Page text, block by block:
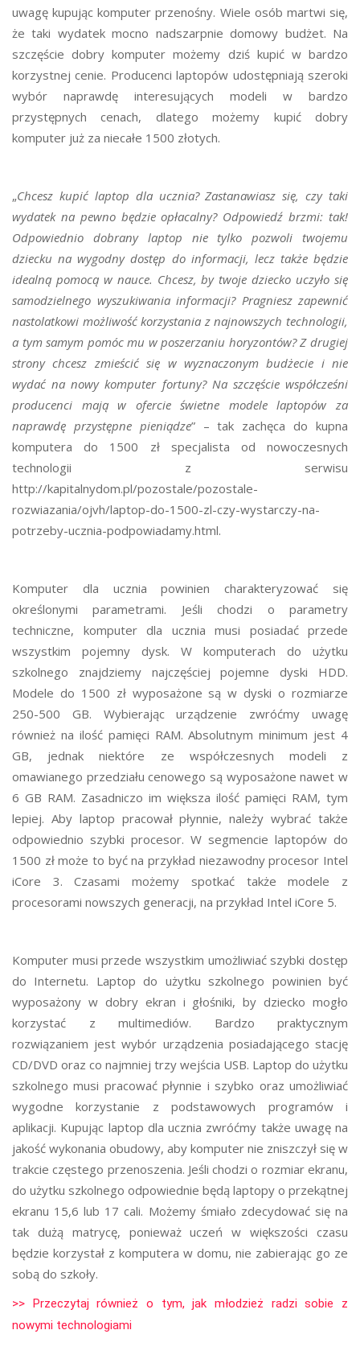
uwagę kupując komputer przenośny. Wiele osób martwi się,
że taki wydatek mocno nadszarpnie domowy budżet. Na
szczęście dobry komputer możemy dziś kupić w bardzo
korzystnej cenie. Producenci laptopów udostępniają szeroki
wybór naprawdę interesujących modeli w bardzo
przystępnych cenach, dlatego możemy kupić dobry
komputer już za niecałe 1500 złotych.
„Chcesz kupić laptop dla ucznia? Zastanawiasz się, czy taki
wydatek na pewno będzie opłacalny? Odpowiedź brzmi: tak!
Odpowiednio dobrany laptop nie tylko pozwoli twojemu
dziecku na wygodny dostęp do informacji, lecz także będzie
idealną pomocą w nauce. Chcesz, by twoje dziecko uczyło się
samodzielnego wyszukiwania informacji? Pragniesz zapewnić
nastolatkowi możliwość korzystania z najnowszych technologii,
a tym samym pomóc mu w poszerzaniu horyzontów? Z drugiej
strony chcesz zmieścić się w wyznaczonym budżecie i nie
wydać na nowy komputer fortuny? Na szczęście współcześni
producenci mają w ofercie świetne modele laptopów za
naprawdę przystępne pieniądze” – tak zachęca do kupna
komputera do 1500 zł specjalista od nowoczesnych
technologii z serwisu
http://kapitalnydom.pl/pozostale/pozostale-
rozwiazania/ojvh/laptop-do-1500-zl-czy-wystarczy-na-
potrzeby-ucznia-podpowiadamy.html.
Komputer dla ucznia powinien charakteryzować się
określonymi parametrami. Jeśli chodzi o parametry
techniczne, komputer dla ucznia musi posiadać przede
wszystkim pojemny dysk. W komputerach do użytku
szkolnego znajdziemy najczęściej pojemne dyski HDD.
Modele do 1500 zł wyposażone są w dyski o rozmiarze
250-500 GB. Wybierając urządzenie zwróćmy uwagę
również na ilość pamięci RAM. Absolutnym minimum jest 4
GB, jednak niektóre ze współczesnych modeli z
omawianego przedziału cenowego są wyposażone nawet w
6 GB RAM. Zasadniczo im większa ilość pamięci RAM, tym
lepiej. Aby laptop pracował płynnie, należy wybrać także
odpowiednio szybki procesor. W segmencie laptopów do
1500 zł może to być na przykład niezawodny procesor Intel
iCore 3. Czasami możemy spotkać także modele z
procesorami nowszych generacji, na przykład Intel iCore 5.
Komputer musi przede wszystkim umożliwiać szybki dostęp
do Internetu. Laptop do użytku szkolnego powinien być
wyposażony w dobry ekran i głośniki, by dziecko mogło
korzystać z multimediów. Bardzo praktycznym
rozwiązaniem jest wybór urządzenia posiadającego stację
CD/DVD oraz co najmniej trzy wejścia USB. Laptop do użytku
szkolnego musi pracować płynnie i szybko oraz umożliwiać
wygodne korzystanie z podstawowych programów i
aplikacji. Kupując laptop dla ucznia zwróćmy także uwagę na
jakość wykonania obudowy, aby komputer nie zniszczył się w
trakcie częstego przenoszenia. Jeśli chodzi o rozmiar ekranu,
do użytku szkolnego odpowiednie będą laptopy o przekątnej
ekranu 15,6 lub 17 cali. Możemy śmiało zdecydować się na
tak dużą matrycę, ponieważ uczeń w większości czasu
będzie korzystał z komputera w domu, nie zabierając go ze
sobą do szkoły.
>> Przeczytaj również o tym, jak młodzież radzi sobie z
nowymi technologiami